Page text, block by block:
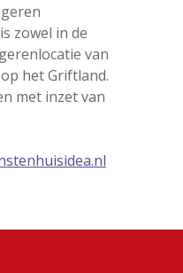
zowel in de
van
het Griftland.
met inzet van